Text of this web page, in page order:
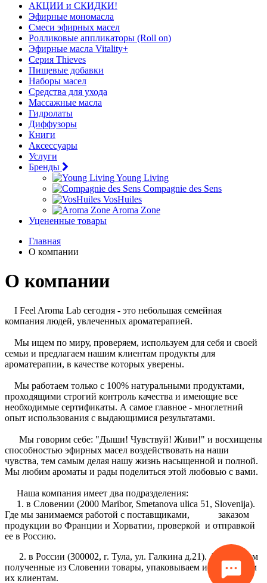
АКЦИИ и СКИДКИ!
Эфирные мономасла
Смеси эфирных масел
Ролликовые аппликаторы (Roll on)
Эфирные масла Vitality+
Серия Thieves
Пищевые добавки
Наборы масел
Средства для ухода
Массажные масла
Гидролаты
Диффузоры
Книги
Аксессуары
Услуги
Бренды
Young Living
Compagnie des Sens
VosHuiles
Aroma Zone
Уцененные товары
Главная
О компании
О компании
I Feel Aroma Lab сегодня - это небольшая семейная
компания людей, увлеченных ароматерапией.
Мы ищем по миру, проверяем, используем для себя и своей
семьи и предлагаем нашим клиентам продукты для
ароматерапии, в качестве которых уверены.
Мы работаем только с 100% натуральными продуктами,
проходящими строгий контроль качества и имеющие все
необходимые сертификаты. А самое главное - многлетний
опыт использования с выдающимися результатами.
Мы говорим себе: "Дыши! Чувствуй! Живи!" и восхищены
способностью эфирных масел воздействовать на наши
чувства, тем самым делая нашу жизнь насыщенной и полной.
Мы любим ароматы и рады поделиться этой любовью с вами.
Наша компания имеет два подразделения:
1. в Словении (2000 Maribor, Smetanova ulica 51, Slovenija).
Где мы занимаемся работой с поставщиками, заказом
продукции во Франции и Хорватии, проверкой и отправкой
ее в Россию.
2. в России (300002, г. Тула, ул. Галкина д.21). Где храним
полученные из Словении товары, упаковываем и отправляем
их клиентам.